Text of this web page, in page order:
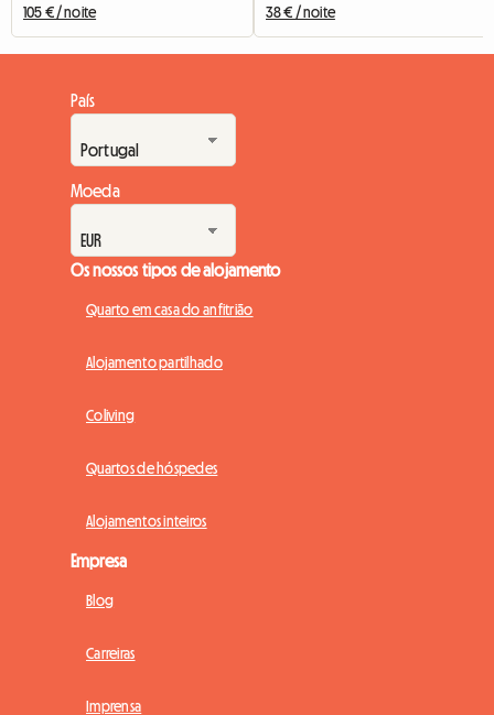
105 € / noite 38 € / noite
País
Moeda
Os nossos tipos de alojamento
Quarto em casa do anfitrião
Alojamento partilhado
Coliving
Quartos de hóspedes
Alojamentos inteiros
Empresa
Blog
Carreiras
Imprensa